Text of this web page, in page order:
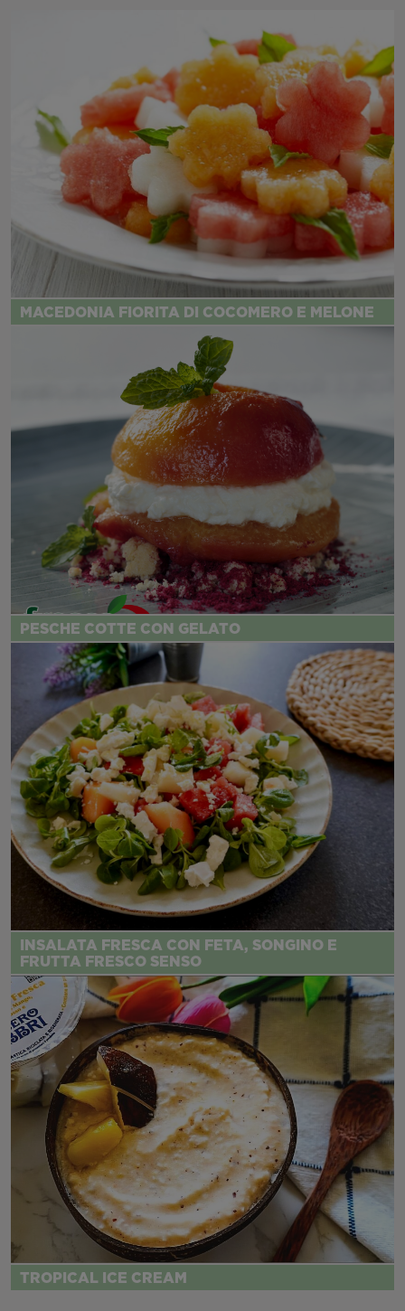
MACEDONIA FIORITA DI COCOMERO E MELONE
PESCHE COTTE CON GELATO
INSALATA FRESCA CON FETA, SONGINO E
FRUTTA FRESCO SENSO
TROPICAL ICE CREAM